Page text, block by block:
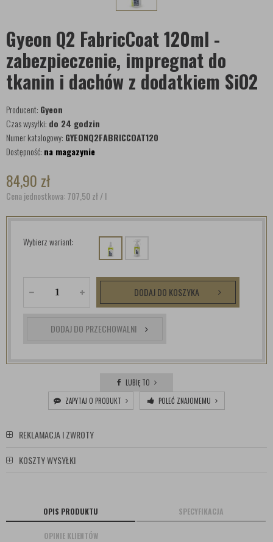
Gyeon Q2 FabricCoat 120ml -
zabezpieczenie, impregnat do
tkanin i dachów z dodatkiem SiO2
Producent: Gyeon
Czas wysyłki: do 24 godzin
Numer katalogowy: GYEONQ2FABRICCOAT120
Dostępność: na magazynie
84,90 zł
Cena jednostkowa: 707,50zł/ l
Wybierz wariant:
DODAJ DO KOSZYKA
DODAJ DO PRZECHOWALNI
LUBIĘ TO
ZAPYTAJ O PRODUKT
POLEĆ ZNAJOMEMU
REKLAMACJA I ZWROTY
KOSZTY WYSYŁKI
OPIS PRODUKTU SPECYFIKACJA
OPINIE KLIENTÓW